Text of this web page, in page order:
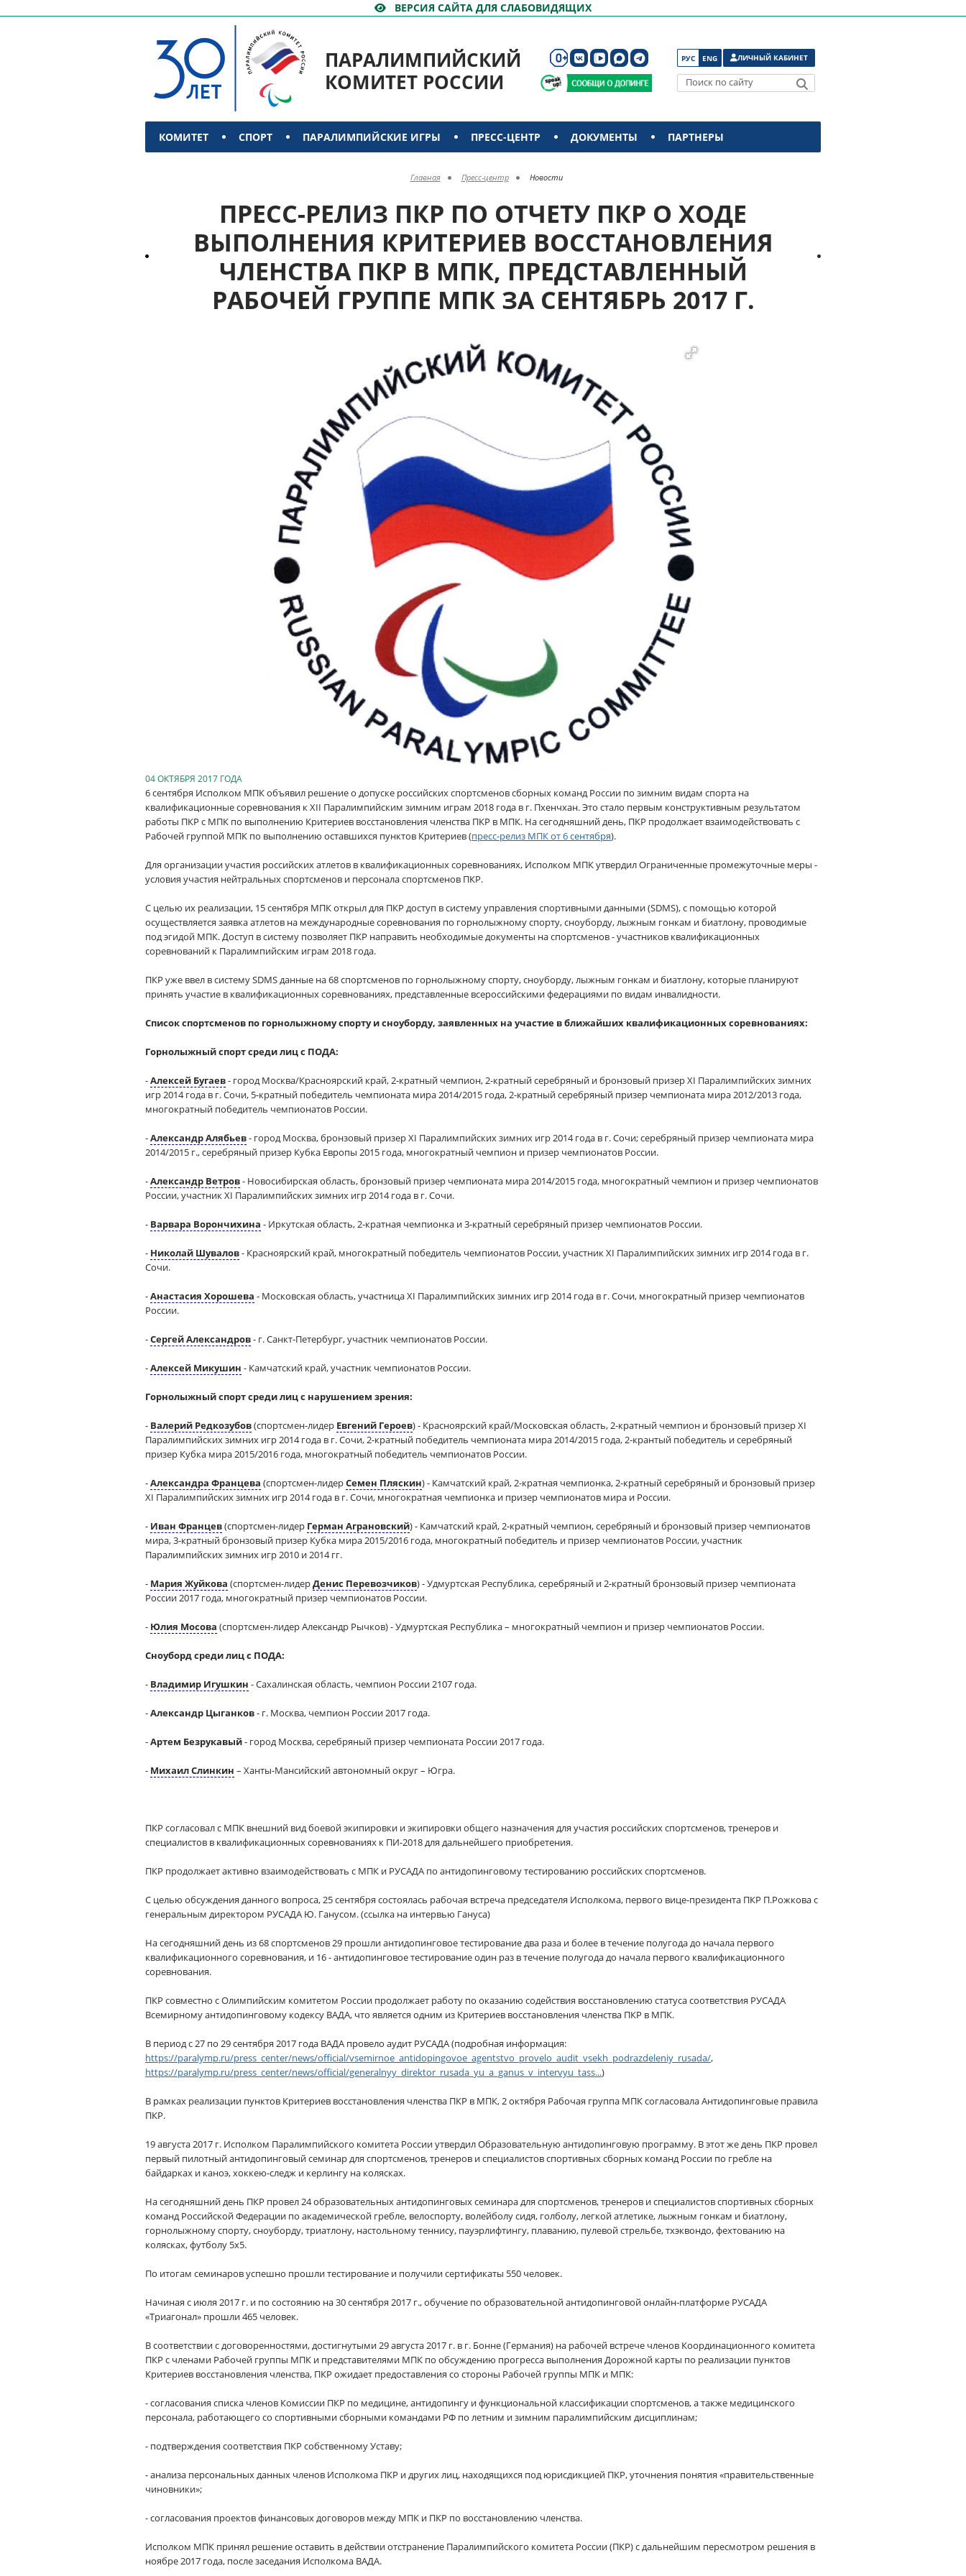
ВЕРСИЯ САЙТА ДЛЯ СЛАБОВИДЯЩИХ
ПАРАЛИМПИЙСКИЙ
КОМИТЕТ РОССИИ
РУС ENG ЛИЧНЫЙ КАБИНЕТ
Поиск по сайту
КОМИТЕТ СПОРТ ПАРАЛИМПИЙСКИЕ ИГРЫ ПРЕСС-ЦЕНТР ДОКУМЕНТЫ ПАРТНЕРЫ
Главная Пресс-центр Новости
ПРЕСС-РЕЛИЗ ПКР ПО ОТЧЕТУ ПКР О ХОДЕ
ВЫПОЛНЕНИЯ КРИТЕРИЕВ ВОССТАНОВЛЕНИЯ
ЧЛЕНСТВА ПКР В МПК, ПРЕДСТАВЛЕННЫЙ
РАБОЧЕЙ ГРУППЕ МПК ЗА СЕНТЯБРЬ 2017 Г.
04 ОКТЯБРЯ 2017 ГОДА
6 сентября Исполком МПК объявил решение о допуске российских спортсменов сборных команд России по зимним видам спорта на
квалификационные соревнования к XII Паралимпийским зимним играм 2018 года в г. Пхенчхан. Это стало первым конструктивным результатом
работы ПКР с МПК по выполнению Критериев восстановления членства ПКР в МПК. На сегодняшний день, ПКР продолжает взаимодействовать с
Рабочей группой МПК по выполнению оставшихся пунктов Критериев (пресс-релиз МПК от 6 сентября).
Для организации участия российских атлетов в квалификационных соревнованиях, Исполком МПК утвердил Ограниченные промежуточные меры -
условия участия нейтральных спортсменов и персонала спортсменов ПКР.
С целью их реализации, 15 сентября МПК открыл для ПКР доступ в систему управления спортивными данными (SDMS), с помощью которой
осуществляется заявка атлетов на международные соревнования по горнолыжному спорту, сноуборду, лыжным гонкам и биатлону, проводимые
под эгидой МПК. Доступ в систему позволяет ПКР направить необходимые документы на спортсменов - участников квалификационных
соревнований к Паралимпийским играм 2018 года.
ПКР уже ввел в систему SDMS данные на 68 спортсменов по горнолыжному спорту, сноуборду, лыжным гонкам и биатлону, которые планируют
принять участие в квалификационных соревнованиях, представленные всероссийскими федерациями по видам инвалидности.
Список спортсменов по горнолыжному спорту и сноуборду, заявленных на участие в ближайших квалификационных соревнованиях:
Горнолыжный спорт среди лиц с ПОДА:
-Алексей Бугаев- город Москва/Красноярский край, 2-кратный чемпион, 2-кратный серебряный и бронзовый призер XI Паралимпийских зимних
игр 2014 года в г. Сочи, 5-кратный победитель чемпионата мира 2014/2015 года, 2-кратный серебряный призер чемпионата мира 2012/2013 года,
многократный победитель чемпионатов России.
-Александр Алябьев- город Москва, бронзовый призер XI Паралимпийских зимних игр 2014 года в г. Сочи; серебряный призер чемпионата мира
2014/2015 г., серебряный призер Кубка Европы 2015 года, многократный чемпион и призер чемпионатов России.
-Александр Ветров- Новосибирская область, бронзовый призер чемпионата мира 2014/2015 года, многократный чемпион и призер чемпионатов
России, участник XI Паралимпийских зимних игр 2014 года в г. Сочи.
- Варвара Ворончихина - Иркутская область, 2-кратная чемпионка и 3-кратный серебряный призер чемпионатов России.
- Николай Шувалов- Красноярский край, многократный победитель чемпионатов России, участник XI Паралимпийских зимних игр 2014 года в г.
Сочи.
-Анастасия Хорошева - Московская область, участница XI Паралимпийских зимних игр 2014 года в г. Сочи, многократный призер чемпионатов
России.
-Сергей Александров- г. Санкт-Петербург, участник чемпионатов России.
-Алексей Микушин - Камчатский край, участник чемпионатов России.
Горнолыжный спорт среди лиц с нарушением зрения:
- Валерий Редкозубов(спортсмен-лидер Евгений Героев) - Красноярский край/Московская область, 2-кратный чемпион и бронзовый призер XI
Паралимпийских зимних игр 2014 года в г. Сочи, 2-кратный победитель чемпионата мира 2014/2015 года, 2-крантый победитель и серебряный
призер Кубка мира 2015/2016 года, многократный победитель чемпионатов России.
-Александра Францева (спортсмен-лидерСемен Пляскин) - Камчатский край, 2-кратная чемпионка, 2-кратный серебряный и бронзовый призер
XI Паралимпийских зимних игр 2014 года в г. Сочи, многократная чемпионка и призер чемпионатов мира и России.
- Иван Францев(спортсмен-лидер Герман Аграновский) - Камчатский край, 2-кратный чемпион, серебряный и бронзовый призер чемпионатов
мира, 3-кратный бронзовый призер Кубка мира 2015/2016 года, многократный победитель и призер чемпионатов России, участник
Паралимпийских зимних игр 2010 и 2014 гг.
- Мария Жуйкова (спортсмен-лидерДенис Перевозчиков) - Удмуртская Республика, серебряный и 2-кратный бронзовый призер чемпионата
России 2017 года, многократный призер чемпионатов России.
- Юлия Мосова (спортсмен-лидер Александр Рычков) - Удмуртская Республика – многократный чемпион и призер чемпионатов России.
Сноуборд среди лиц с ПОДА:
- Владимир Игушкин - Сахалинская область, чемпион России 2107 года.
-Александр Цыганков- г. Москва, чемпион России 2017 года.
-Артем Безрукавый- город Москва, серебряный призер чемпионата России 2017 года.
- Михаил Слинкин – Ханты-Мансийский автономный округ – Югра.
ПКР согласовал с МПК внешний вид боевой экипировки и экипировки общего назначения для участия российских спортсменов, тренеров и
специалистов в квалификационных соревнованиях к ПИ-2018 для дальнейшего приобретения.
ПКР продолжает активно взаимодействовать с МПК и РУСАДА по антидопинговому тестированию российских спортсменов.
С целью обсуждения данного вопроса, 25 сентября состоялась рабочая встреча председателя Исполкома, первого вице-президента ПКР П.Рожкова с
генеральным директором РУСАДА Ю. Ганусом. (ссылка на интервью Гануса)
На сегодняшний день из 68 спортсменов 29 прошли антидопинговое тестирование два раза и более в течение полугода до начала первого
квалификационного соревнования, и 16 - антидопинговое тестирование один раз в течение полугода до начала первого квалификационного
соревнования.
ПКР совместно с Олимпийским комитетом России продолжает работу по оказанию содействия восстановлению статуса соответствия РУСАДА
Всемирному антидопинговому кодексу ВАДА, что является одним из Критериев восстановления членства ПКР в МПК.
В период с 27 по 29 сентября 2017 года ВАДА провело аудит РУСАДА (подробная информация:
https://paralymp.ru/press_center/news/official/vsemirnoe_antidopingovoe_agentstvo_provelo_audit_vsekh_podrazdeleniy_rusada/,
https://paralymp.ru/press_center/news/official/generalnyy_direktor_rusada_yu_a_ganus_v_intervyu_tass...)
В рамках реализации пунктов Критериев восстановления членства ПКР в МПК, 2 октября Рабочая группа МПК согласовала Антидопинговые правила
ПКР.
19 августа 2017 г. Исполком Паралимпийского комитета России утвердил Образовательную антидопинговую программу. В этот же день ПКР провел
первый пилотный антидопинговый семинар для спортсменов, тренеров и специалистов спортивных сборных команд России по гребле на
байдарках и каноэ, хоккею-следж и керлингу на колясках.
На сегодняшний день ПКР провел 24 образовательных антидопинговых семинара для спортсменов, тренеров и специалистов спортивных сборных
команд Российской Федерации по академической гребле, велоспорту, волейболу сидя, голболу, легкой атлетике, лыжным гонкам и биатлону,
горнолыжному спорту, сноуборду, триатлону, настольному теннису, пауэрлифтингу, плаванию, пулевой стрельбе, тхэквондо, фехтованию на
колясках, футболу 5х5.
По итогам семинаров успешно прошли тестирование и получили сертификаты 550 человек.
Начиная с июля 2017 г. и по состоянию на 30 сентября 2017 г., обучение по образовательной антидопинговой онлайн-платформе РУСАДА
«Триагонал» прошли 465 человек.
В соответствии с договоренностями, достигнутыми 29 августа 2017 г. в г. Бонне (Германия) на рабочей встрече членов Координационного комитета
ПКР с членами Рабочей группы МПК и представителями МПК по обсуждению прогресса выполнения Дорожной карты по реализации пунктов
Критериев восстановления членства, ПКР ожидает предоставления со стороны Рабочей группы МПК и МПК:
- согласования списка членов Комиссии ПКР по медицине, антидопингу и функциональной классификации спортсменов, а также медицинского
персонала, работающего со спортивными сборными командами РФ по летним и зимним паралимпийским дисциплинам;
- подтверждения соответствия ПКР собственному Уставу;
- анализа персональных данных членов Исполкома ПКР и других лиц, находящихся под юрисдикцией ПКР, уточнения понятия «правительственные
чиновники»;
- согласования проектов финансовых договоров между МПК и ПКР по восстановлению членства.
Исполком МПК принял решение оставить в действии отстранение Паралимпийского комитета России (ПКР) с дальнейшим пересмотром решения в
ноябре 2017 года, после заседания Исполкома ВАДА.